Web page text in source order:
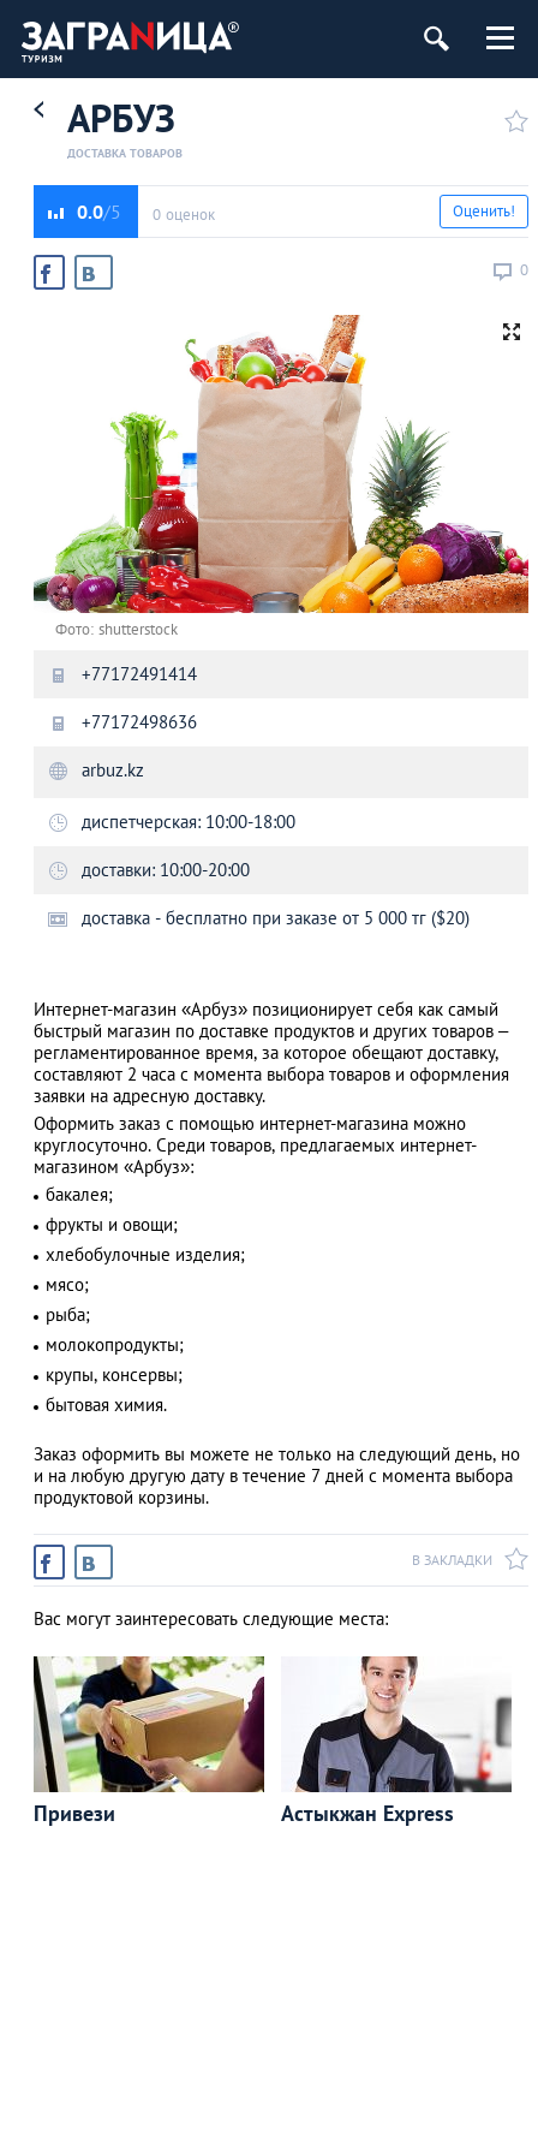
АРБУЗ
ДОСТАВКА ТОВАРОВ
0.0 0 оценок
0
Оценить!
Фото: shutterstock
+77172491414
+77172498636
arbuz.kz
диспетчерская: 10:00-18:00
доставки: 10:00-20:00
доставка - бесплатно при заказе от 5 000 тг ($20)
Интернет-магазин «Арбуз» позиционирует себя как самый
быстрый магазин по доставке продуктов и других товаров –
регламентированное время, за которое обещают доставку,
составляют 2 часа с момента выбора товаров и оформления
заявки на адресную доставку.
Оформить заказ с помощью интернет-магазина можно
круглосуточно. Среди товаров, предлагаемых интернет-
магазином «Арбуз»:
бакалея;
фрукты и овощи;
хлебобулочные изделия;
мясо;
рыба;
молокопродукты;
крупы, консервы;
бытовая химия.
Заказ оформить вы можете не только на следующий день, но
и на любую другую дату в течение 7 дней с момента выбора
продуктовой корзины.
В ЗАКЛАДКИ
Вас могут заинтересовать следующие места:
Привези Астыкжан Express